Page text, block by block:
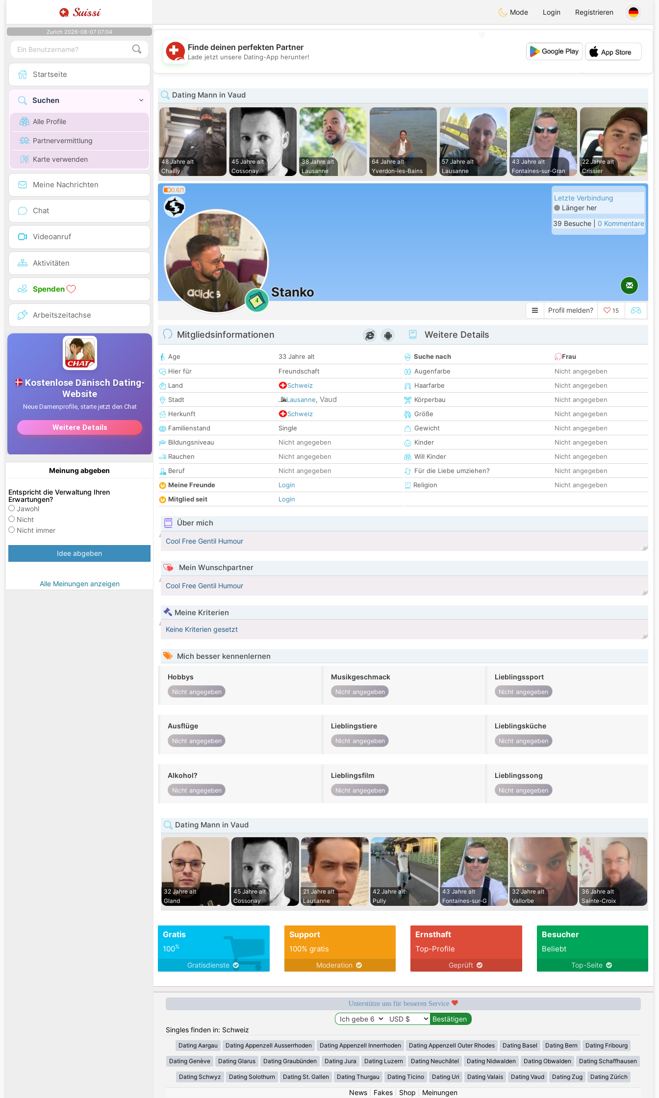
Suissi Mode Login Registrieren
Zurich 2026-08-07 07:04
Startseite
Suchen
Alle Profile
Partnervermittlung
Karte verwenden
Meine Nachrichten
Chat
Videoanruf
Aktivitäten
Spenden
Arbeitszeitachse
Meinung abgeben
Entspricht die Verwaltung Ihren
Erwartungen?
Jawohl
Nicht
Nicht immer
Idee abgeben
Alle Meinungen anzeigen
💖
Finde deinen perfekten Partner
Lade jetzt unsere Dating-App herunter!
Dating Mann in Vaud
48 Jahre alt
Chailly
45 Jahre alt
Cossonay
38 Jahre alt
Lausanne
64 Jahre alt
Yverdon-les-Bains
57 Jahre alt
Lausanne
43 Jahre alt
Fontaines-sur-Gran
22 Jahre alt
Crissier
0.6/1
4
Stanko
Letzte Verbindung
Länger her
39 Besuche | 0 Kommentare
Profil melden? 15
Mitgliedsinformationen
Age
33 Jahre alt
Hier für
Freundschaft
Land
Schweiz
Stadt
Lausanne, Vaud
Herkunft
Schweiz
Familienstand
Single
Bildungsniveau
Nicht angegeben
Rauchen
Nicht angegeben
Beruf
Nicht angegeben
Meine Freunde
Login
Mitglied seit
Login
Weitere Details
Suche nach
Frau
Augenfarbe
Nicht angegeben
Haarfarbe
Nicht angegeben
Körperbau
Nicht angegeben
Größe
Nicht angegeben
Gewicht
Nicht angegeben
Kinder
Nicht angegeben
Will Kinder
Nicht angegeben
Für die Liebe umziehen?
Nicht angegeben
Religion
Nicht angegeben
Über mich
Cool Free Gentil Humour
Mein Wunschpartner
Cool Free Gentil Humour
Meine Kriterien
Keine Kriterien gesetzt
Mich besser kennenlernen
Hobbys
Nicht angegeben
Musikgeschmack
Nicht angegeben
Lieblingssport
Nicht angegeben
Ausflüge
Nicht angegeben
Lieblingstiere
Nicht angegeben
Lieblingsküche
Nicht angegeben
Alkohol?
Nicht angegeben
Lieblingsfilm
Nicht angegeben
Lieblingssong
Nicht angegeben
Dating Mann in Vaud
32 Jahre alt
Gland
45 Jahre alt
Cossonay
21 Jahre alt
Lausanne
42 Jahre alt
Pully
43 Jahre alt
Fontaines-sur-G
32 Jahre alt
Vallorbe
36 Jahre alt
Sainte-Croix
Gratis
100%
Gratisdienste
Support
100% gratis
Moderation
Ernsthaft
Top-Profile
Geprüft
Besucher
Beliebt
Top-Seite
Unterstütze uns für besseren Service
Singles finden in: Schweiz
Dating Aargau Dating Appenzell Ausserrhoden Dating Appenzell Innerrhoden Dating Appenzell Outer Rhodes Dating Basel Dating Bern Dating Fribourg
Dating Genève Dating Glarus Dating Graubünden Dating Jura Dating Luzern Dating Neuchâtel Dating Nidwalden Dating Obwalden Dating Schaffhausen
Dating Schwyz Dating Solothurn Dating St. Gallen Dating Thurgau Dating Ticino Dating Uri Dating Valais Dating Vaud Dating Zug Dating Zürich
News| Fakes| Shop Meinungen